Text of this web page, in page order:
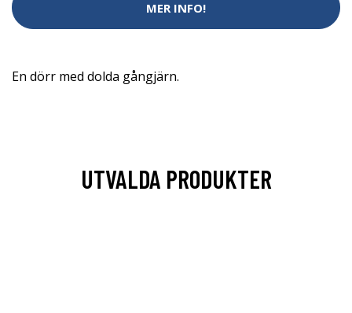
MER INFO!
En dörr med dolda gångjärn.
UTVALDA PRODUKTER